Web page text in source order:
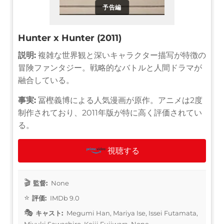
予告編
Hunter x Hunter (2011)
説明: 複雑な世界観と深いキャラクター描写が特徴の
冒険ファンタジー。戦略的なバトルと人間ドラマが
融合している。
事実: 冨樫義博による人気漫画が原作。アニメは2度
制作されており、2011年版が特に高く評価されてい
る。
視聴する
監督: None
評価: IMDb 9.0
キャスト: Megumi Han, Mariya Ise, Issei Futamata,